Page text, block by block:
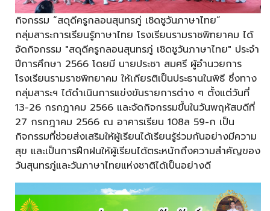
กิจกรรม “สดุดีครูกลอนสุนทรภู่ เชิดชูวันภาษาไทย”
กลุ่มสาระการเรียนรู้ภาษาไทย โรงเรียนรามราชพิทยาคม ได้
จัดกิจกรรม "สดุดีครูกลอนสุนทรภู่ เชิดชูวันภาษาไทย" ประจำ
ปีการศึกษา 2566 โดยมี นายประชา สมศรี ผู้อำนวยการ
โรงเรียนรามราชพิทยาคม ให้เกียรติเป็นประธานในพิธี ซึ่งทาง
กลุ่มสาระฯ ได้ดำเนินการแข่งขันรายการต่าง ๆ ตั้งแต่วันที่
13-26 กรกฎาคม 2566 และจัดกิจกรรมขึ้นในวันพฤหัสบดีที่
27 กรกฎาคม 2566 ณ อาคารเรียน 108ล 59-ก เป็น
กิจกรรมที่ช่วยส่งเสริมให้ผู้เรียนได้เรียนรู้ร่วมกันอย่างมีความ
สุข และเป็นการฝึกฝนให้ผู้เรียนได้ตระหนักถึงความสำคัญของ
วันสุนทรภู่และวันภาษาไทยแห่งชาติได้เป็นอย่างดี